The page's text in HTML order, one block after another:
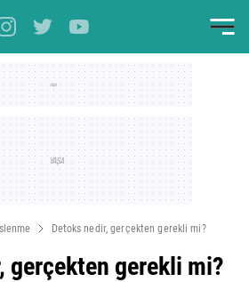
Detoks nedir, gerçekten gerekli mi?
gerçekten gerekli mi?